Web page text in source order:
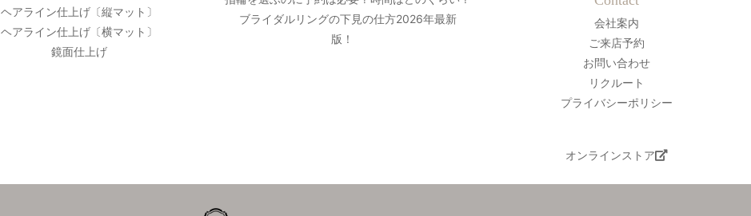
ヘアライン仕上げ〔縦マット〕
ヘアライン仕上げ〔横マット〕
鏡面仕上げ
ブライダルリングの下見の仕方2026年最新
版！
会社案内
ご来店予約
お問い合わせ
リクルート
プライバシーポリシー
オンラインストア